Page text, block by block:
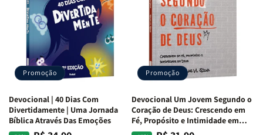
Isabelle
S.
Alves
Isabelle
S.
Alves
Bíblia
Equipe
Teológica
Penkal
Bíblia
|
Equipe
Teológica
Penkal
Promoção
Devocional | 40 Dias Com
Divertidamente | Uma Jornada
Bíblica Através Das Emoções
Promoção
Devocional Um Jovem Segundo o
Coração de Deus: Crescendo em
Fé, Propósito e Intimidade em
Deus